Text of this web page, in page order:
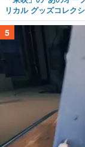
リカル グッズコレク
5